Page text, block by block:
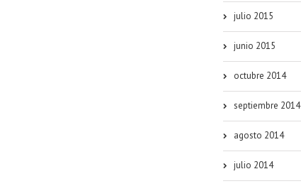
julio 2015
junio 2015
octubre 2014
septiembre 2014
agosto 2014
julio 2014